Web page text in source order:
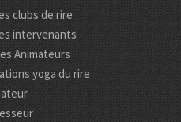
clubs de rire
intervenants
Animateurs
yoga du rire